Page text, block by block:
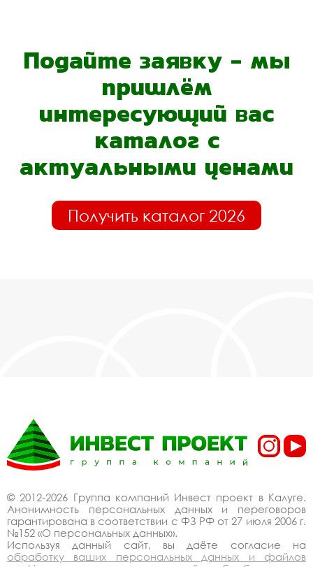
Подайте заявку - мы
пришлём
интересующий вас
каталог с
актуальными ценами
Получить каталог 2026
© 2012-2026 Группа компаний Инвест проект в Калуге.
Анонимность персональных данных и переговоров
гарантирована в соответствии с ФЗ РФ от 27 июля 2006 г.
№152 «О персональных данных».
Используя данный сайт, вы даёте согласие на
обработку ваших персональных данных и файлов